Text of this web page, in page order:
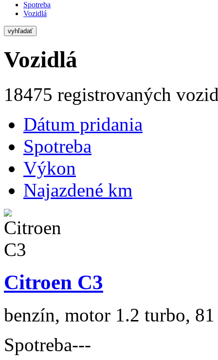
Spotreba
Vozidlá
vyhľadať
Vozidlá
18475 registrovaných
Dátum pridania
Spotreba
Výkon
Najazdené km
Citroen C3
benzín, motor 1.2 turbo,
Spotreba---